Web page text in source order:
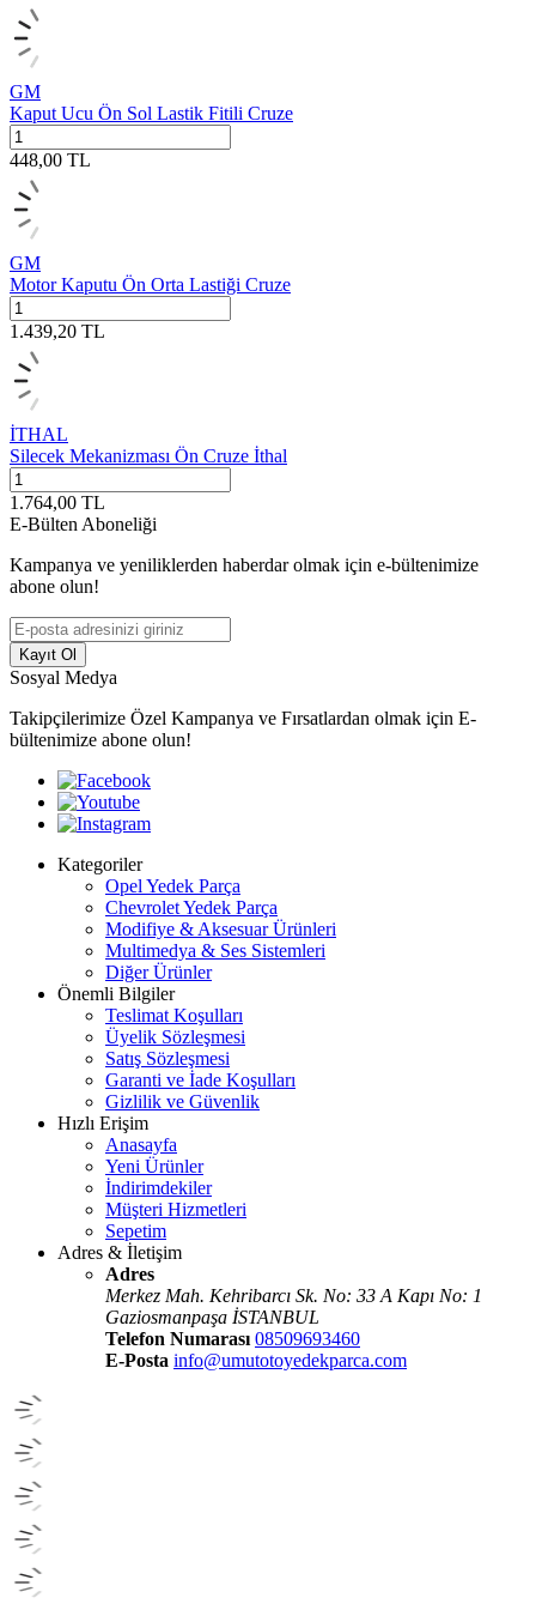
GM
Kaput Ucu Ön Sol Lastik Fitili Cruze
448,00 TL
GM
Motor Kaputu Ön Orta Lastiği Cruze
1.439,20 TL
İTHAL
Silecek Mekanizması Ön Cruze İthal
1.764,00 TL
E-Bülten Aboneliği
Kampanya ve yeniliklerden haberdar olmak için e-bültenimize
abone olun!
Kayıt Ol
Sosyal Medya
Takipçilerimize Özel Kampanya ve Fırsatlardan olmak için E-
bültenimize abone olun!
Kategoriler
Opel Yedek Parça
Chevrolet Yedek Parça
Modifiye & Aksesuar Ürünleri
Multimedya & Ses Sistemleri
Diğer Ürünler
Önemli Bilgiler
Teslimat Koşulları
Üyelik Sözleşmesi
Satış Sözleşmesi
Garanti ve İade Koşulları
Gizlilik ve Güvenlik
Hızlı Erişim
Anasayfa
Yeni Ürünler
İndirimdekiler
Müşteri Hizmetleri
Sepetim
Adres & İletişim
Adres
Merkez Mah. Kehribarcı Sk. No: 33 A Kapı No: 1
Gaziosmanpaşa İSTANBUL
Telefon Numarası 08509693460
E-Posta info@umutotoyedekparca.com